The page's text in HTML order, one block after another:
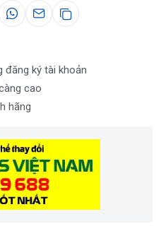
đăng ký tài khoản
cao
hãng